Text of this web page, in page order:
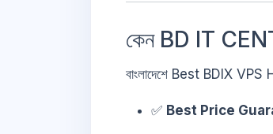
কেন BD IT
বাংলাদেশে Best BDIX
✅ Best Price